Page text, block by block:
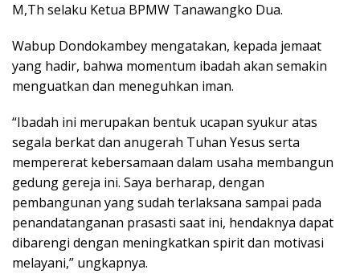
M,Th selaku Ketua BPMW Tanawangko Dua.
Wabup Dondokambey mengatakan, kepada jemaat
yang hadir, bahwa momentum ibadah akan semakin
menguatkan dan meneguhkan iman.
“Ibadah ini merupakan bentuk ucapan syukur atas
segala berkat dan anugerah Tuhan Yesus serta
mempererat kebersamaan dalam usaha membangun
gedung gereja ini. Saya berharap, dengan
pembangunan yang sudah terlaksana sampai pada
penandatanganan prasasti saat ini, hendaknya dapat
dibarengi dengan meningkatkan spirit dan motivasi
melayani,” ungkapnya.